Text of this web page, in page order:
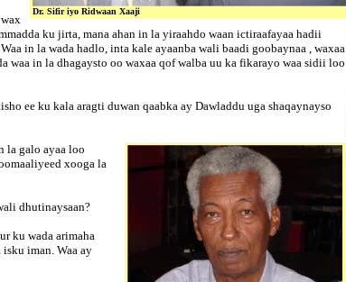
Dr. Sifir iyo Ridwaan Xaaji
ku jirta, mana ahan in la yiraahdo waan ictiraafayaa hadii
in la wada hadlo, inta kale ayaanba wali baadi goobaynaa , waxaa
waa in la dhagaysto oo waxaa qof walba uu ka fikarayo waa sidii loo
ee ku kala aragti duwan qaabka ay Dawladdu uga shaqaynayso
la galo ayaa loo
xooga la
dhutinaysaan?
ku wada arimaha
iman. Waa ay